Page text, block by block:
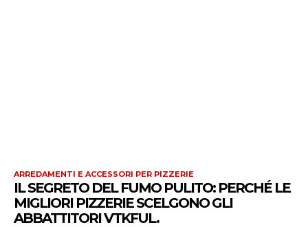
ARREDAMENTI E ACCESSORI PER PIZZERIE
IL SEGRETO DEL FUMO PULITO: PERCHÉ LE
MIGLIORI PIZZERIE SCELGONO GLI
ABBATTITORI VTKFUL.